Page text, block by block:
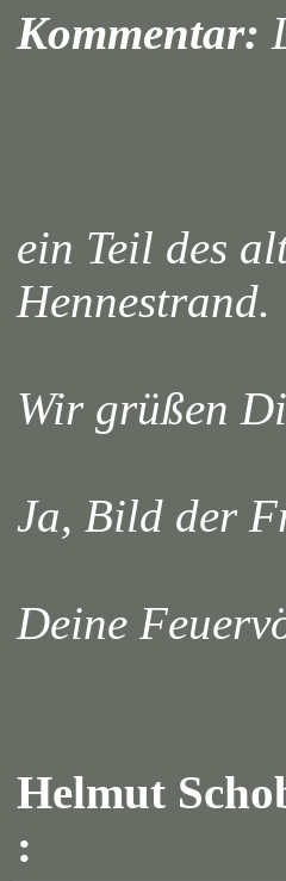
Kommentar:
ein Teil des
Hennestrand.
Wir grüßen
Ja, Bild der
Deine
Helmut
: